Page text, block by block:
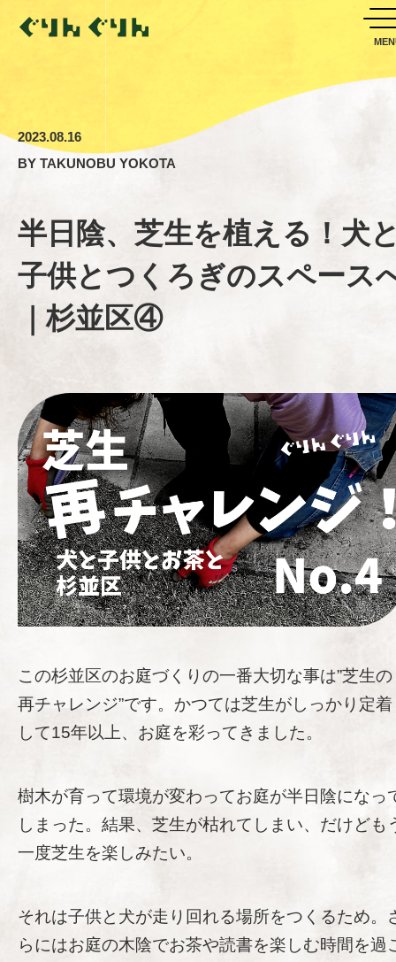
2023.08.16
BY TAKUNOBU YOKOTA
半日陰、芝生を植える！犬
子供とつくろぎのスペース
｜杉並区④
この杉並区のお庭づくりの一番大切な事は”芝生の
再チャレンジ”です。かつては芝生がしっかり定着
して15年以上、お庭を彩ってきました。
樹木が育って環境が変わってお庭が半日陰になっ
しまった。結果、芝生が枯れてしまい、だけども
一度芝生を楽しみたい。
それは子供と犬が走り回れる場所をつくるため。
らにはお庭の木陰でお茶や読書を楽しむ時間を過